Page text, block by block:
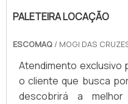
PALETEIRA LOCAÇÃO
ESCOMAQ / MOGI DAS
Atendimento exclusivo
o cliente que busca
descobrirá a